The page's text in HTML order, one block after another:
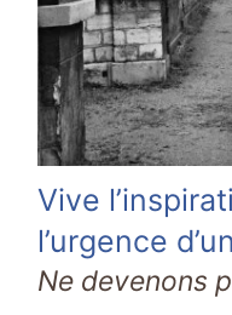
Vive
l’urgence
Ne devenons